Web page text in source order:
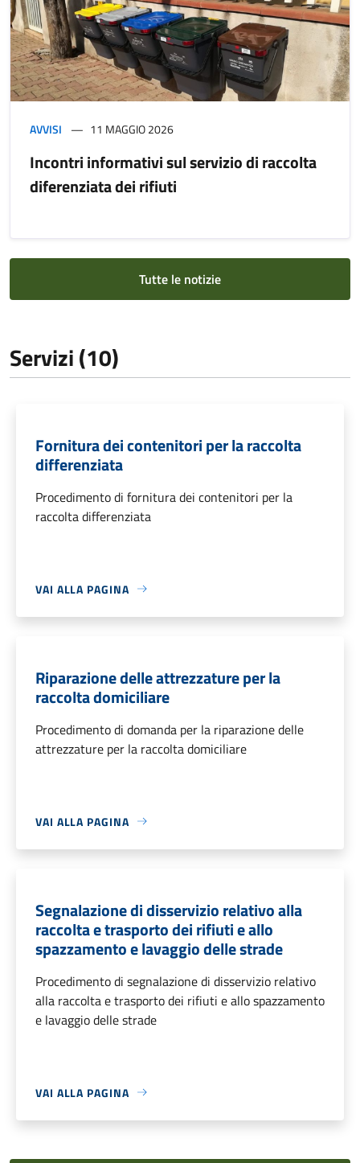
AVVISI 11 MAGGIO 2026
Incontri informativi sul servizio di raccolta
diferenziata dei rifiuti
Tutte le notizie
Servizi (10)
Fornitura dei contenitori per la raccolta
differenziata
Procedimento di fornitura dei contenitori per la
raccolta differenziata
VAI ALLA PAGINA
Riparazione delle attrezzature per la
raccolta domiciliare
Procedimento di domanda per la riparazione delle
attrezzature per la raccolta domiciliare
VAI ALLA PAGINA
Segnalazione di disservizio relativo alla
raccolta e trasporto dei rifiuti e allo
spazzamento e lavaggio delle strade
Procedimento di segnalazione di disservizio relativo
alla raccolta e trasporto dei rifiuti e allo spazzamento
e lavaggio delle strade
VAI ALLA PAGINA